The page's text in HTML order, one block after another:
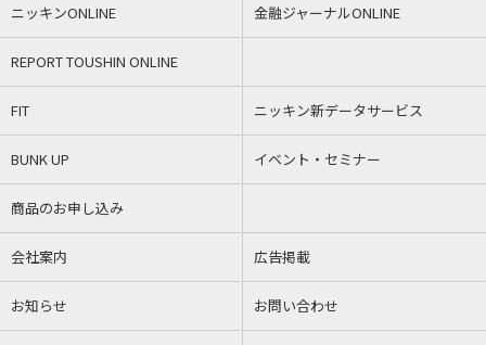
ニッキンONLINE 金融ジャーナルONLINE
REPORT TOUSHIN ONLINE
FIT ニッキン新データサービス
BUNK UP イベント・セミナー
商品のお申し込み
会社案内 広告掲載
お知らせ お問い合わせ